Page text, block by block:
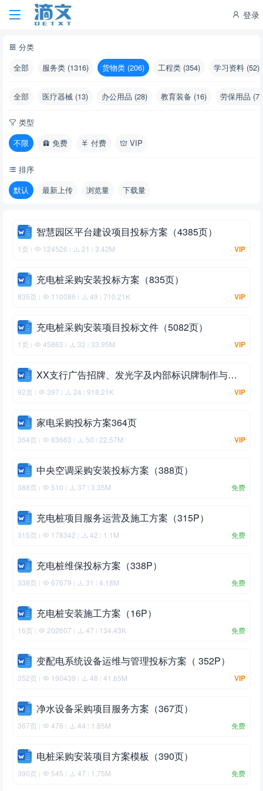
登录
分类
全部
服务类 (1316) 货物类 (206) 工程类 (354) 学习资料 (52)
全部 医疗器械 (13) 办公用品 (28) 教育装备 (16) 劳保用品 (7)
类型
不限
免费 付费 VIP
排序
默认
最新上传 浏览量 下载量
智慧园区平台建设项目投标方案（4385页）
1页 | 124526 | 21 | 3.42M VIP
充电桩采购安装投标方案（835页）
835页 | 110086 | 49 | 710.21K VIP
充电桩采购安装项目投标文件（5082页）
1页 | 45863 | 32 | 33.95M VIP
XX支行广告招牌、发光字及内部标识牌制作与安装工程项目
92页 | 397 | 24 | 918.21K VIP
家电采购投标方案364页
364页 | 83663 | 50 | 22.57M VIP
中央空调采购安装投标方案（388页）
388页 | 510 | 37 | 3.35M 免费
充电桩项目服务运营及施工方案（315P）
315页 | 178342 | 42 | 1.1M 免费
充电桩维保投标方案（338P）
338页 | 67679 | 31 | 4.18M 免费
充电桩安装施工方案（16P）
16页 | 202607 | 47 | 134.43K 免费
变配电系统设备运维与管理投标方案（ 352P）
352页 | 190439 | 48 | 41.65M VIP
净水设备采购项目服务方案（367页）
367页 | 476 | 44 | 1.85M 免费
电桩采购安装项目方案模板（390页）
390页 | 545 | 47 | 1.75M 免费